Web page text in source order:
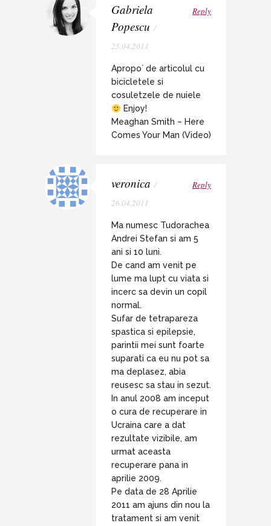
Gabriela
Popescu /
25.04.2011
Reply
Apropo` de articolul cu
bicicletele si
cosuletzele de nuiele
Enjoy!
Meaghan Smith – Here
Comes Your Man (Video)
veronica /
26.04.2011
Reply
Ma numesc Tudorachea
Andrei Stefan si am 5
ani si 10 luni.
De cand am venit pe
lume ma lupt cu viata si
incerc sa devin un copil
normal.
Sufar de tetrapareza
spastica si epilepsie,
parintii mei sunt foarte
suparati ca eu nu pot sa
ma deplasez, abia
reusesc sa stau in sezut.
In anul 2008 am inceput
o cura de recuperare in
Ucraina care a dat
rezultate vizibile, am
urmat aceasta
recuperare pana in
aprilie 2009.
Pe data de 28 Aprilie
2011 am ajuns din nou la
tratament si am venit